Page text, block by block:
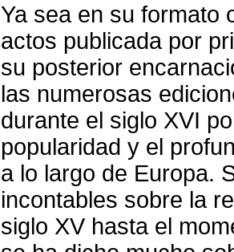
Ya sea en su formato
actos publicada por
su posterior
las numerosas
durante el siglo XVI
popularidad y el
a lo largo de Europa.
incontables sobre la
siglo XV hasta el